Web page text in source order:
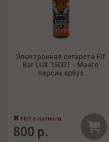
Электронная сигарета Elf
Bar LUX 1500Т - Манго
персик арбуз
Нет в наличии
800 р.